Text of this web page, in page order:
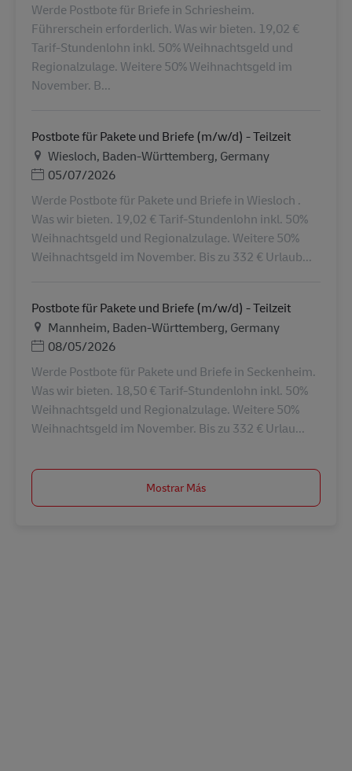
Werde Postbote für Briefe in Schriesheim.
Führerschein erforderlich. Was wir bieten. 19,02 €
Tarif-Stundenlohn inkl. 50% Weihnachtsgeld und
Regionalzulage. Weitere 50% Weihnachtsgeld im
November. B...
Postbote für Pakete und Briefe (m/w/d) - Teilzeit
Ubicación
Wiesloch, Baden-Württemberg, Germany
Posted Date
05/07/2026
Werde Postbote für Pakete und Briefe in Wiesloch .
Was wir bieten. 19,02 € Tarif-Stundenlohn inkl. 50%
Weihnachtsgeld und Regionalzulage. Weitere 50%
Weihnachtsgeld im November. Bis zu 332 € Urlaub...
Postbote für Pakete und Briefe (m/w/d) - Teilzeit
Ubicación
Mannheim, Baden-Württemberg, Germany
Posted Date
08/05/2026
Werde Postbote für Pakete und Briefe in Seckenheim.
Was wir bieten. 18,50 € Tarif-Stundenlohn inkl. 50%
Weihnachtsgeld und Regionalzulage. Weitere 50%
Weihnachtsgeld im November. Bis zu 332 € Urlau...
Mostrar Más